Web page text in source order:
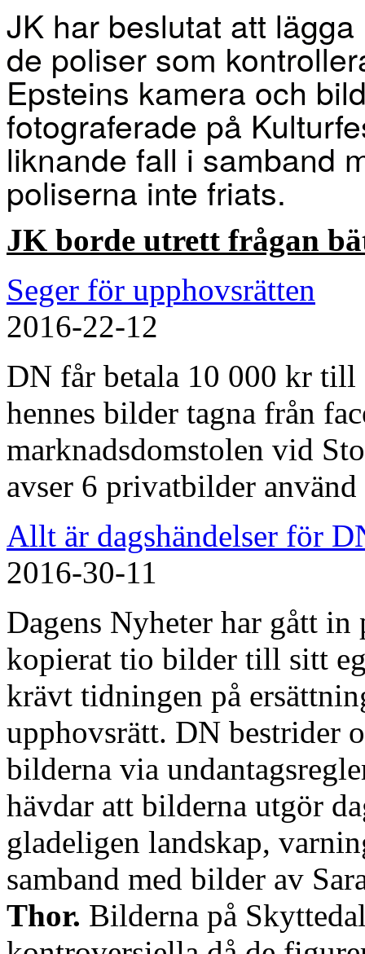
JK har beslutat att
de poliser som
Epsteins kamera och
fotograferade på
liknande fall i samband
poliserna inte friats.
JK borde utrett frågan
Seger för upphovsrätten
2016-22-12
DN får betala 10 000 kr till
hennes bilder tagna från
marknadsdomstolen vid
avser 6 privatbilder
Allt är dagshändelser för
2016-30-11
Dagens Nyheter har gått
kopierat tio bilder till sitt
krävt tidningen på
upphovsrätt. DN bestrider
bilderna via
hävdar att bilderna utgör
gladeligen landskap,
samband med bilder av
Thor. Bilderna på